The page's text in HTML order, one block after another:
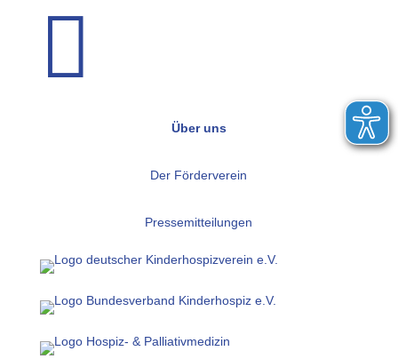

Über uns
Der Förderverein
Pressemitteilungen